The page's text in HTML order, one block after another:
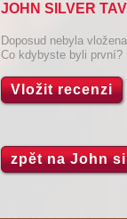
JOHN SILVER
Doposud nebyla
Co kdybyste byli první?
Vložit recenzi
zpět na John